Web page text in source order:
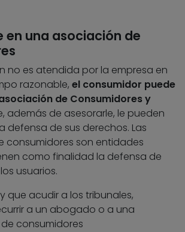
en una asociación de
no es atendida por la empresa en
razonable, el consumidor puede
de Consumidores y
además de asesorarle, le pueden
defensa de sus derechos. Las
consumidores son entidades
como finalidad la defensa de
usuarios.
que acudir a los tribunales,
a un abogado o a una
consumidores